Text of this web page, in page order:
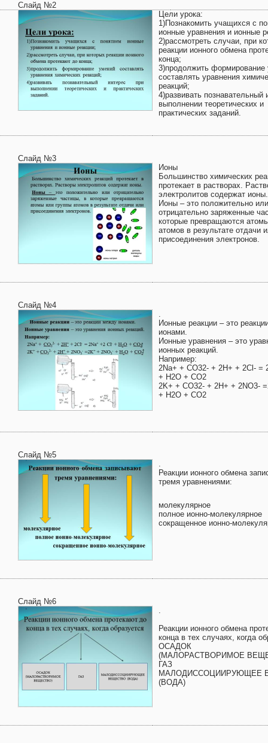
Слайд №2
Цели урока:
1)Познакомить учащихся с
ионные уравнения и ионные
2)рассмотреть случаи, при
реакции ионного обмена
конца;
3)продолжить формирование
составлять уравнения
реакций;
4)развивать познавательный
выполнении теоретических и
практических заданий.
Слайд №3
Ионы
Большинство химических
протекает в растворах.
электролитов содержат ионы.
Ионы – это положительно или
отрицательно заряженные
которые превращаются
атомов в результате отдачи
присоединения электронов.
Слайд №4
.
Ионные реакции – это
ионами.
Ионные уравнения – это
ионных реакций.
Например:
2Na+ + CO32- + 2H+ + 2Cl- =
+ H2O + CO2
2K+ + CO32- + 2H+ + 2NO3-
+ H2O + CO2
Слайд №5
.
Реакции ионного обмена
тремя уравнениями:
молекулярное
полное ионно-молекулярное
сокращенное ионно-
Слайд №6
.
Реакции ионного обмена
конца в тех случаях, когда
ОСАДОК
(МАЛОРАСТВОРИМОЕ
ГАЗ
МАЛОДИССОЦИИРУЮЩЕЕ
(ВОДА)